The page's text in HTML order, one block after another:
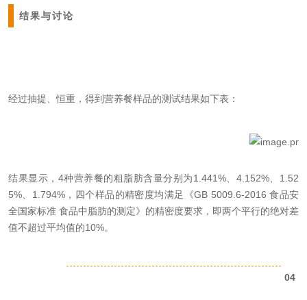
结果与讨论
经过抽提、恒重，得到营养餐样品的测试结果如下表：
结果显示，4种营养餐的粗脂肪含量分别为1.441%、4.152%、1.52
5%、1.794%，四个样品的精密度均满足《GB 5009.6-2016 食品安
全国家标准 食品中脂肪的测定》的精密度要求，即两个平行的绝对差
值不超过平均值的10%。
04